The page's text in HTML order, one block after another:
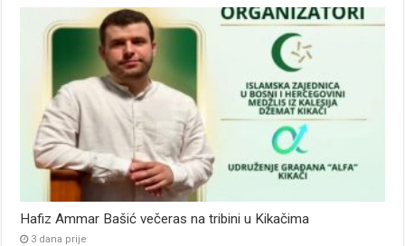
Hafiz Ammar Bašić večeras na tribini u Kikačima
3 dana prije